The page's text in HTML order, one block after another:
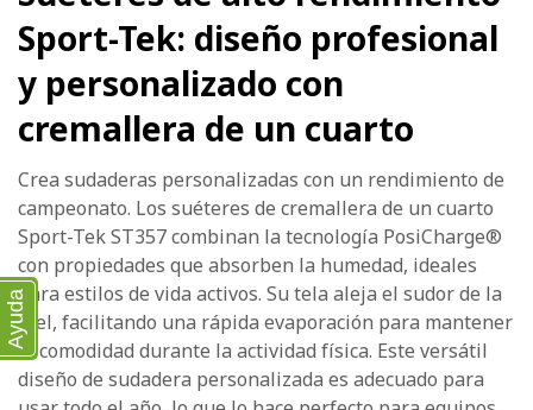
Sport-Tek: diseño profesional
y personalizado con
cremallera de un cuarto
Crea sudaderas personalizadas con un rendimiento de
campeonato. Los suéteres de cremallera de un cuarto
Sport-Tek ST357 combinan la tecnología PosiCharge®
con propiedades que absorben la humedad, ideales
para estilos de vida activos. Su tela aleja el sudor de la
piel, facilitando una rápida evaporación para mantener
la comodidad durante la actividad física. Este versátil
diseño de sudadera personalizada es adecuado para
Ayuda